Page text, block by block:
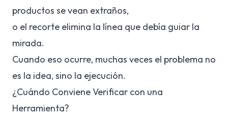
productos se vean extraños,
o el recorte elimina la línea que debía guiar la
mirada.
Cuando eso ocurre, muchas veces el problema no
es la idea, sino la ejecución.
¿Cuándo Conviene Verificar con una
Herramienta?